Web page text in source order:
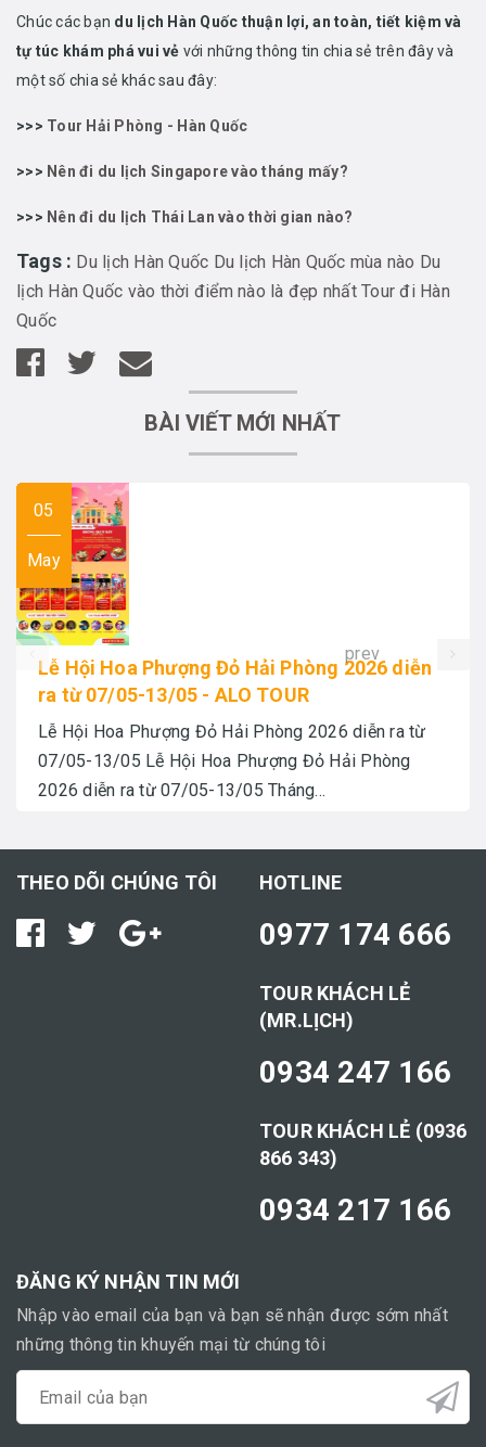
Chúc các bạn du lịch Hàn Quốc thuận lợi, an toàn, tiết kiệm và
tự túc khám phá vui vẻ với những thông tin chia sẻ trên đây và
một số chia sẻ khác sau đây:
>>> Tour Hải Phòng - Hàn Quốc
>>> Nên đi du lịch Singapore vào tháng mấy?
>>> Nên đi du lịch Thái Lan vào thời gian nào?
Tags : Du lịch Hàn Quốc Du lịch Hàn Quốc mùa nào Du
lịch Hàn Quốc vào thời điểm nào là đẹp nhất Tour đi Hàn
Quốc
BÀI VIẾT MỚI NHẤT
05
May
Lễ Hội Hoa Phượng Đỏ Hải Phòng 2026 diễn
ra từ 07/05-13/05 - ALO TOUR
Lễ Hội Hoa Phượng Đỏ Hải Phòng 2026 diễn ra từ
07/05-13/05 Lễ Hội Hoa Phượng Đỏ Hải Phòng
2026 diễn ra từ 07/05-13/05 Tháng...
prev
THEO DÕI CHÚNG TÔI HOTLINE
0977 174 666
TOUR KHÁCH LẺ
(MR.LỊCH)
0934 247 166
TOUR KHÁCH LẺ (0936
866 343)
0934 217 166
ĐĂNG KÝ NHẬN TIN MỚI
Nhập vào email của bạn và bạn sẽ nhận được sớm nhất
những thông tin khuyến mại từ chúng tôi